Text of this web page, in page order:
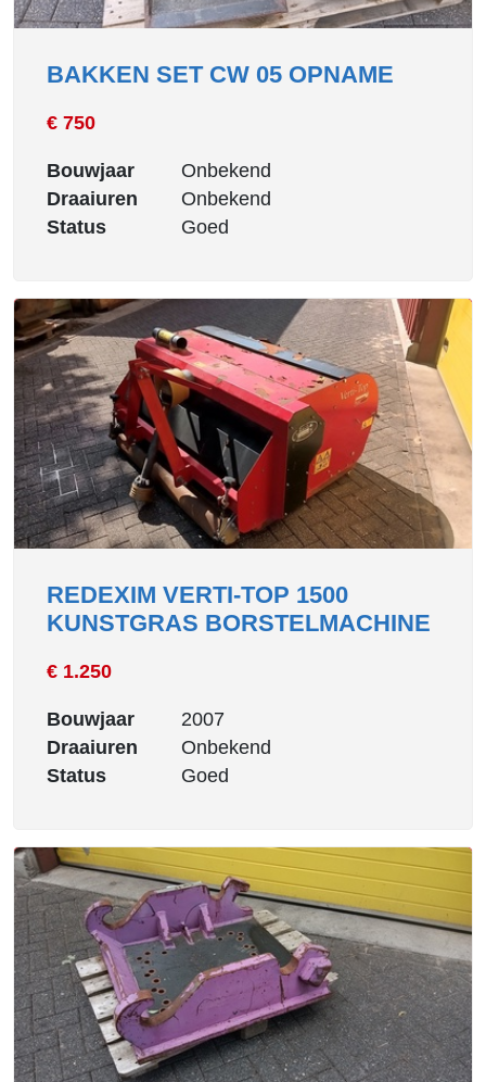
BAKKEN SET CW 05 OPNAME
€ 750
Bouwjaar
Onbekend
Draaiuren
Onbekend
Status
Goed
REDEXIM VERTI-TOP 1500
KUNSTGRAS BORSTELMACHINE
€ 1.250
Bouwjaar
2007
Draaiuren
Onbekend
Status
Goed